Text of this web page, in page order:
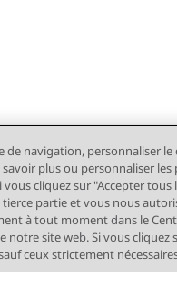
de navigation, personnaliser
plus ou personnaliser
cliquez sur "Accepter tous
partie et vous nous
à tout moment dans le
site web. Si vous cliquez
ceux strictement